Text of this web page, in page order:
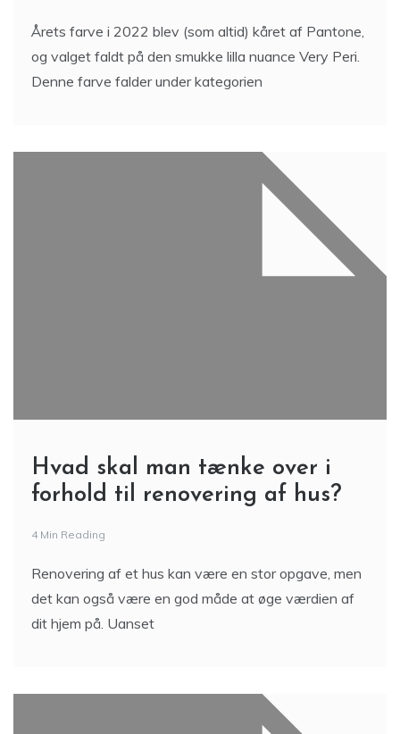
Årets farve i 2022 blev (som altid) kåret af Pantone,
og valget faldt på den smukke lilla nuance Very Peri.
Denne farve falder under kategorien
Hvad skal man tænke over i
forhold til renovering af hus?
4 Min Reading
Renovering af et hus kan være en stor opgave, men
det kan også være en god måde at øge værdien af
dit hjem på. Uanset